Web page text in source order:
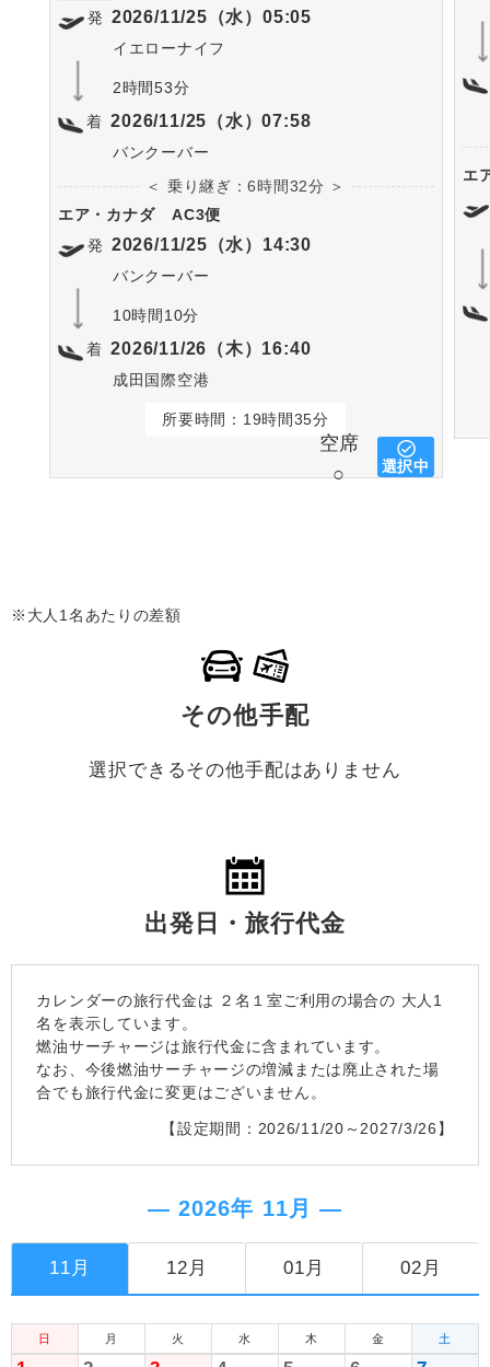
発 2026/11/25（水）05:05
イエローナイフ
2時間53分
着 2026/11/25（水）07:58
バンクーバー
＜ 乗り継ぎ：6時間32分 ＞
エア・カナダ
AC3便
発 2026/11/25（水）14:30
バンクーバー
10時間10分
着 2026/11/26（木）16:40
成田国際空港
所要時間：19時間35分
空席
○
選択中
エ
※大人1名あたりの差額
その他手配
選択できるその他手配はありません
出発日・旅行代金
カレンダーの旅行代金は ２名１室ご利用の場合の 大人1
名を表示しています。
燃油サーチャージは旅行代金に含まれています。
なお、今後燃油サーチャージの増減または廃止された場
合でも旅行代金に変更はございません。
【設定期間：2026/11/20～2027/3/26】
― 2026年 11月 ―
11月 12月 01月 02月
日 月 火 水 木 金 土